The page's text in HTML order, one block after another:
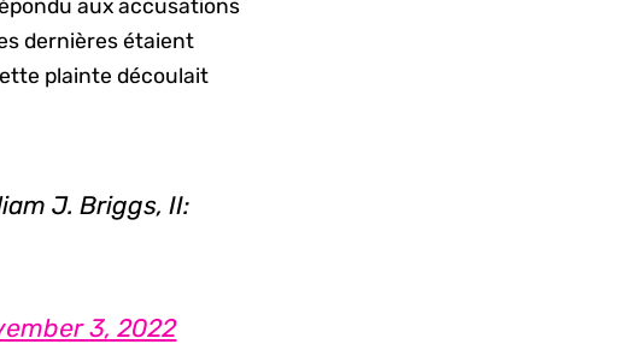
aux accusations
dernières étaient
plainte découlait
J. Briggs, II:
3, 2022